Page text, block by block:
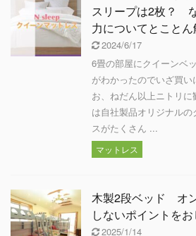
スリープは2枚？
力についてとこと
2024/6/17
6畳の部屋にクイーンベ
がわかったのでいざ買
お、ねだん以上ニトリ
は自社製品オリジナル
スがたくさん ...
マットレス
木製2段ベッド オ
しないポイントを
2025/1/14